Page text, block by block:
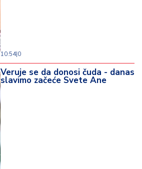
10:54|0
Veruje se da donosi čuda - danas
slavimo začeće Svete Ane